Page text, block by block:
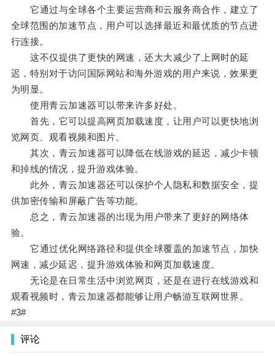
它通过与全球各个主要运营商和云服务商合作，建立了
全球范围的加速节点，用户可以选择最近和最优质的节点进
行连接。
这不仅提供了更快的网速，还大大减少了上网时的延
迟，特别对于访问国际网站和海外游戏的用户来说，效果更
为明显。
使用青云加速器可以带来许多好处。
首先，它可以提高网页加载速度，让用户可以更快地浏
览网页、观看视频和图片。
其次，青云加速器可以降低在线游戏的延迟，减少卡顿
和掉线的情况，提升游戏体验。
此外，青云加速器还可以保护个人隐私和数据安全，提
供加密传输和屏蔽广告等功能。
总之，青云加速器的出现为用户带来了更好的网络体
验。
它通过优化网络路径和提供全球覆盖的加速节点，加快
网速，减少延迟，提升游戏体验和网页加载速度。
无论是在日常生活中浏览网页，还是在进行在线游戏和
观看视频时，青云加速器都能够让用户畅游互联网世界。
#3#
评论